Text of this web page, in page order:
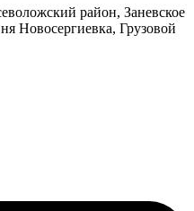
район, Заневское
Новосергиевка, Грузовой